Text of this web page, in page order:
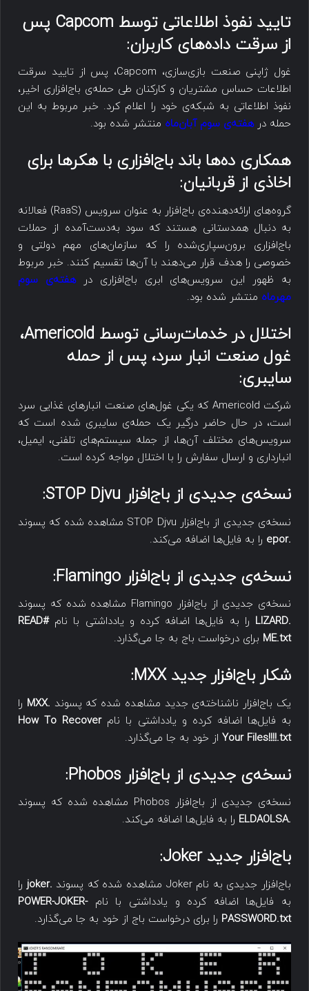
تایید نفوذ اطلاعاتی توسط Capcom پس
از سرقت داده‌های کاربران:
غول ژاپنی صنعت بازی‌سازی، Capcom، پس از تایید سرقت
اطلاعات حساس مشتریان و کارکنان طی حمله‌ی باج‌افزاری اخیر،
نفوذ اطلاعاتی به شبکه‌ی خود را اعلام کرد. خبر مربوط به این
حمله درهفته‌ی سوم آبان‌ماه منتشر شده بود.
همکاری ده‌ها باند باج‌افزاری با هکرها برای
اخاذی از قربانیان:
گروه‌های ارائه‌دهنده‌ی باج‌افزار به عنوان سرویس (RaaS) فعالانه
به دنبال همدستانی هستند که سود به‌دست‌آمده از حملات
باج‌افزاری برون‌سپاری‌شده را که سازمان‌های مهم دولتی و
خصوصی را هدف قرار می‌دهند با آن‌ها تقسیم کنند. خبر مربوط
به ظهور این سرویس‌های ابری باج‌افزاری درهفته‌ی سوم
مهرماه منتشر شده بود.
اختلال در خدمات‌رسانی توسط Americold،
غول صنعت انبار سرد، پس از حمله
سایبری:
شرکت Americold که یکی غول‌های صنعت انبارهای غذایی سرد
است، در حال حاضر درگیر یک حمله‌ی سایبری شده است که
سرویس‌های مختلف آن‌ها، از جمله سیستم‌های تلفنی، ایمیل،
انبارداری و ارسال سفارش را با اختلال مواجه کرده است.
نسخه‌ی جدیدی از باج‌افزار STOP Djvu
:
نسخه‌ی جدیدی از باج‌افزار STOP Djvu مشاهده شده که پسوند
.epor
را به فایل‌ها اضافه می‌کند.
نسخه‌ی جدیدی از باج‌افزار Flamingo
:
نسخه‌ی جدیدی از باج‌افزار Flamingo مشاهده شده که پسوند
.LIZARD
را به فایل‌ها اضافه کرده و یادداشتی با نام #READ
ME.txt برای درخواست باج به جا می‌گذارد.
شکار باج‌افزار جدیدMXX
:
یک باج‌افزار ناشناخته‌ی جدید مشاهده شده که پسوند .MXX
را
به فایل‌ها اضافه کرده و یادداشتی با نامHow To Recover
Your Files!!!!.txt از خود به جا می‌گذارد.
نسخه‌ی جدیدی از باج‌افزار Phobos
:
نسخه‌ی جدیدی از باج‌افزار Phobos مشاهده شده که پسوند
.ELDAOLSA
را به فایل‌ها اضافه می‌کند.
باج‌افزار جدیدJoker
:
باج‌افزار جدیدی به نام Joker مشاهده شده که پسوند .joker
را
به فایل‌ها اضافه کرده و یادداشتی با نامPOWER-JOKER-
PASSWORD.txt را برای درخواست باج از خود به جا می‌گذارد.